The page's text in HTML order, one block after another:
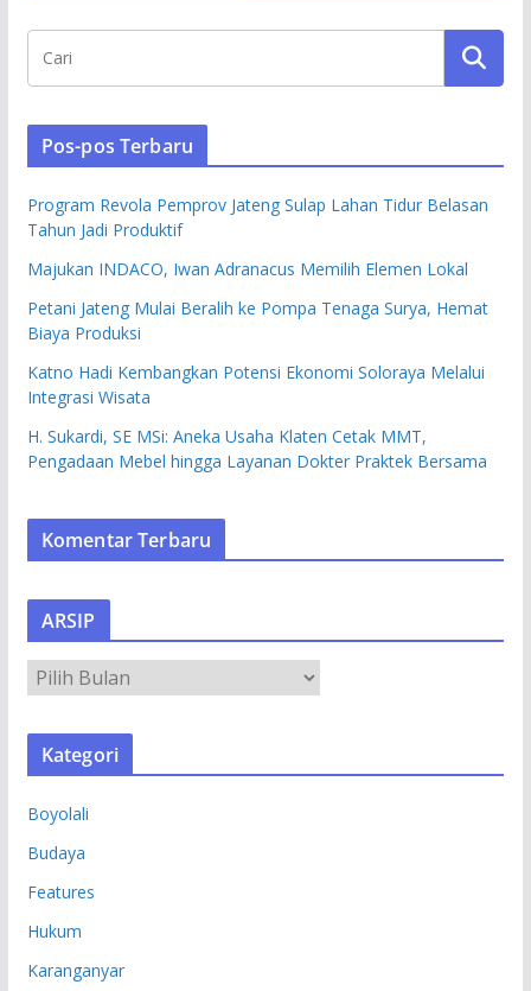
Pos-pos Terbaru
Program Revola Pemprov Jateng Sulap Lahan Tidur Belasan
Tahun Jadi Produktif
Majukan INDACO, Iwan Adranacus Memilih Elemen Lokal
Petani Jateng Mulai Beralih ke Pompa Tenaga Surya, Hemat
Biaya Produksi
Katno Hadi Kembangkan Potensi Ekonomi Soloraya Melalui
Integrasi Wisata
H. Sukardi, SE MSi: Aneka Usaha Klaten Cetak MMT,
Pengadaan Mebel hingga Layanan Dokter Praktek Bersama
Komentar Terbaru
ARSIP
R
S
Kategori
Boyolali
Budaya
Features
Hukum
Karanganyar